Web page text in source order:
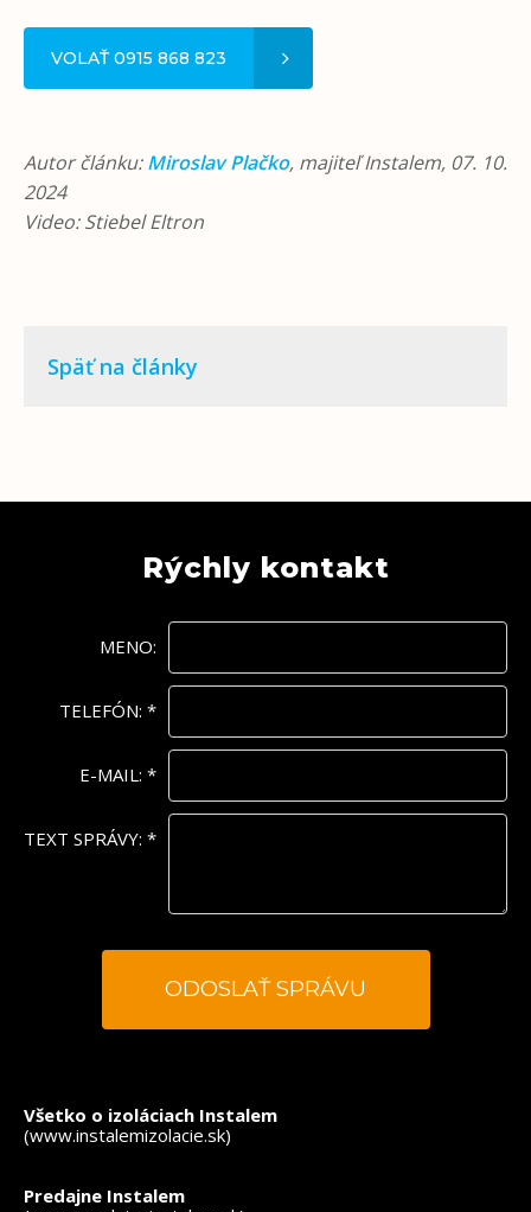
VOLAŤ 0915 868 823
Autor článku:Miroslav Plačko, majiteľ Instalem, 07. 10.
2024
Video: Stiebel Eltron
Späť na články
Rýchly kontakt
MENO:
TELEFÓN: *
E-MAIL: *
TEXT SPRÁVY: *
Všetko o izoláciach Instalem
(www.instalemizolacie.sk)
Predajne Instalem